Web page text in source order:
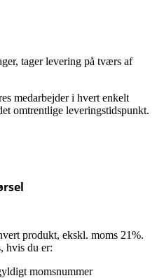
tager levering på tværs af
medarbejder i hvert enkelt
omtrentlige leveringstidspunkt.
produkt, ekskl. moms 21%.
hvis du er:
momsnummer